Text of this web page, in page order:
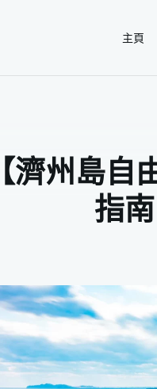
主頁
【濟州島
指